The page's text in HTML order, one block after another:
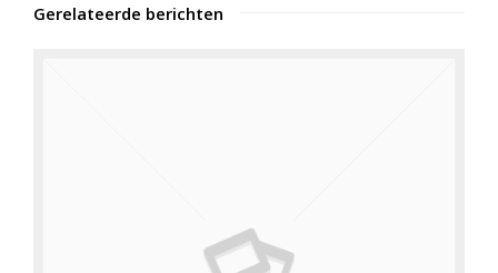
Gerelateerde berichten